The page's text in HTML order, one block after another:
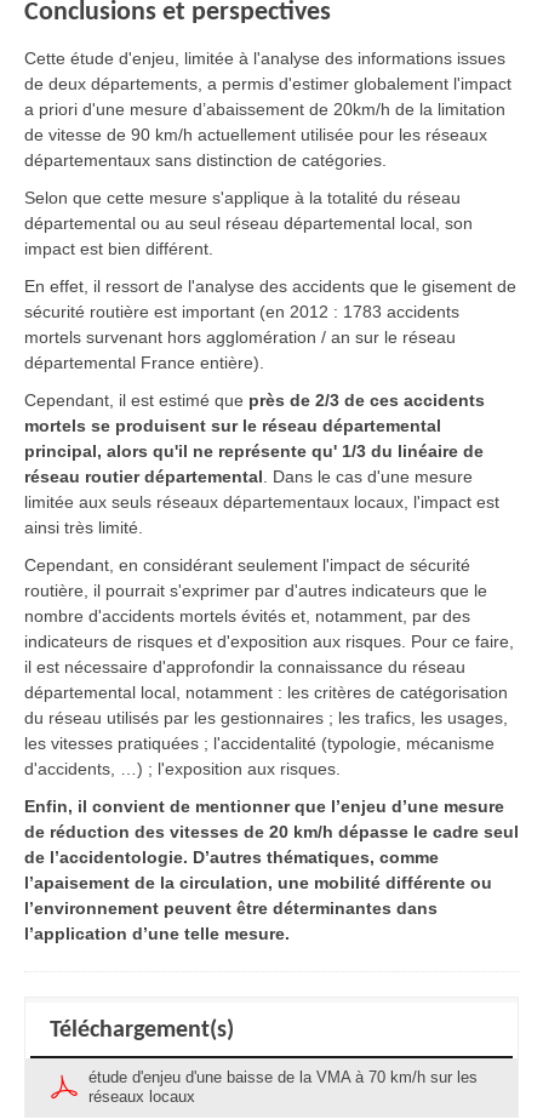
Conclusions et perspectives
Cette étude d'enjeu, limitée à l'analyse des informations issues
de deux départements, a permis d'estimer globalement l'impact
a priori d'une mesure d’abaissement de 20km/h de la limitation
de vitesse de 90 km/h actuellement utilisée pour les réseaux
départementaux sans distinction de catégories.
Selon que cette mesure s'applique à la totalité du réseau
départemental ou au seul réseau départemental local, son
impact est bien différent.
En effet, il ressort de l'analyse des accidents que le gisement de
sécurité routière est important (en 2012 : 1783 accidents
mortels survenant hors agglomération / an sur le réseau
départemental France entière).
Cependant, il est estimé que près de 2/3 de ces accidents
mortels se produisent sur le réseau départemental
principal, alors qu'il ne représente qu' 1/3 du linéaire de
réseau routier départemental . Dans le cas d'une mesure
limitée aux seuls réseaux départementaux locaux, l'impact est
ainsi très limité.
Cependant, en considérant seulement l'impact de sécurité
routière, il pourrait s'exprimer par d'autres indicateurs que le
nombre d'accidents mortels évités et, notamment, par des
indicateurs de risques et d'exposition aux risques. Pour ce faire,
il est nécessaire d'approfondir la connaissance du réseau
départemental local, notamment : les critères de catégorisation
du réseau utilisés par les gestionnaires ; les trafics, les usages,
les vitesses pratiquées ; l'accidentalité (typologie, mécanisme
d'accidents, …) ; l'exposition aux risques.
Enfin, il convient de mentionner que l’enjeu d’une mesure
de réduction des vitesses de 20 km/h dépasse le cadre seul
de l’accidentologie. D’autres thématiques, comme
l’apaisement de la circulation, une mobilité différente ou
l’environnement peuvent être déterminantes dans
l’application d’une telle mesure.
Téléchargement(s)
étude d'enjeu d'une baisse de la VMA à 70 km/h sur les
réseaux locaux